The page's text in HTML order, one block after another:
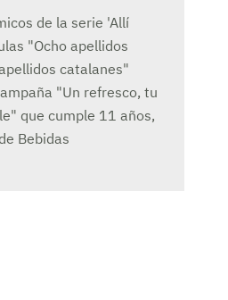
de la serie 'Allí
"Ocho apellidos
catalanes"
"Un refresco, tu
que cumple 11 años,
Bebidas